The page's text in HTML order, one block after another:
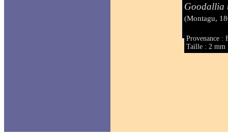
Goodallia
(Montagu,
Provenance :
Taille : 2 mm